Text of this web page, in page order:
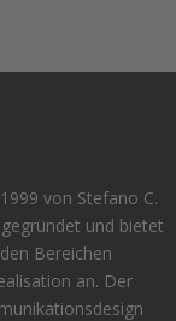
von Stefano C.
und bietet
Bereichen
an. Der